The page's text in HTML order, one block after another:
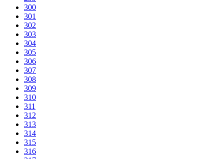
300
301
302
303
304
305
306
307
308
309
310
311
312
313
314
315
316